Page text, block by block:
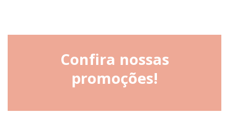
Confira nossas
promoções!